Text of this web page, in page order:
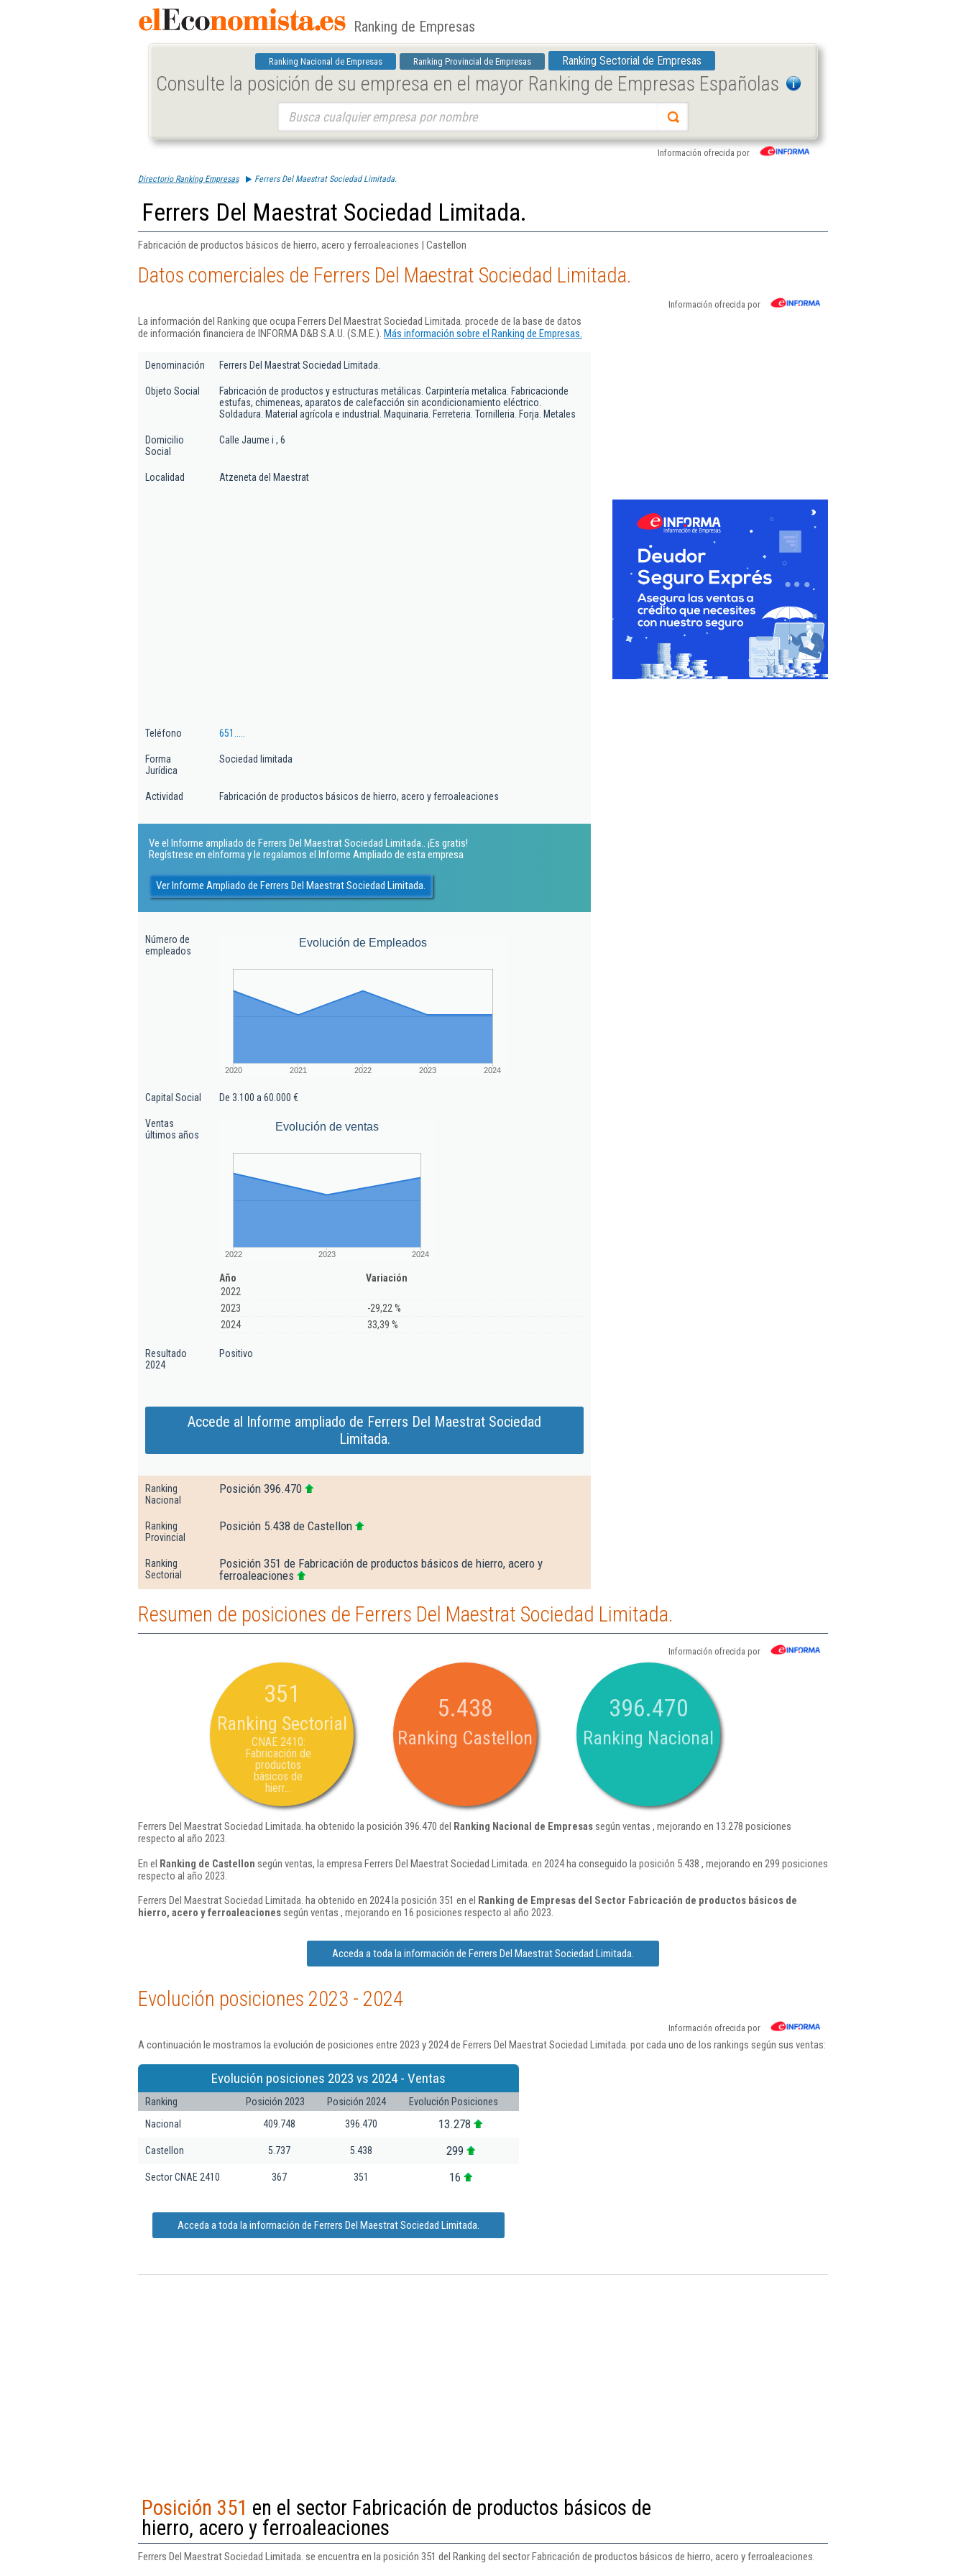
Ranking de Empresas
Ranking Nacional de Empresas Ranking Provincial de Empresas Ranking Sectorial de Empresas
Consulte la posición de su empresa en el mayor Ranking de Empresas Españolas
Información ofrecida por
Directorio Ranking Empresas Ferrers Del Maestrat Sociedad Limitada.
Ferrers Del Maestrat Sociedad Limitada.
Fabricación de productos básicos de hierro, acero y ferroaleaciones | Castellon
Datos comerciales de Ferrers Del Maestrat Sociedad Limitada.
Información ofrecida por
La información del Ranking que ocupa Ferrers Del Maestrat Sociedad Limitada. procede de la base de datos
de información financiera de INFORMA D&B S.A.U. (S.M.E.). Más información sobre el Ranking de Empresas.
Denominación Ferrers Del Maestrat Sociedad Limitada.
Objeto Social
Fabricación de productos y estructuras metálicas. Carpintería metalica. Fabricacionde
estufas, chimeneas, aparatos de calefacción sin acondicionamiento eléctrico.
Soldadura. Material agrícola e industrial. Maquinaria. Ferreteria. Tornilleria. Forja. Metales
Domicilio
Social
Calle Jaume i , 6
Localidad Atzeneta del Maestrat
Teléfono 651.....
Forma
Jurídica
Sociedad limitada
Actividad Fabricación de productos básicos de hierro, acero y ferroaleaciones
Ve el Informe ampliado de Ferrers Del Maestrat Sociedad Limitada.. ¡Es gratis!
Regístrese en eInforma y le regalamos el Informe Ampliado de esta empresa
Ver Informe Ampliado de Ferrers Del Maestrat Sociedad Limitada.
Número de
empleados
Evolución de Empleados
2020 2021 2022 2023 2024
Capital Social De 3.100 a 60.000 €
Ventas
últimos años
Evolución de ventas
2022 2023 2024
Año
Variación
2022
2023
-29,22 %
2024
33,39 %
Resultado
2024
Positivo
Accede al Informe ampliado de Ferrers Del Maestrat Sociedad
Limitada.
Ranking
Nacional
Posición 396.470
Ranking
Provincial
Posición 5.438 de Castellon
Ranking
Sectorial
Posición 351 de Fabricación de productos básicos de hierro, acero y
ferroaleaciones
Resumen de posiciones de Ferrers Del Maestrat Sociedad Limitada.
Información ofrecida por
351
Ranking Sectorial
CNAE 2410:
Fabricación de
productos
básicos de
hierr...
5.438
Ranking Castellon
396.470
Ranking Nacional
Ferrers Del Maestrat Sociedad Limitada. ha obtenido la posición 396.470 del Ranking Nacional de Empresassegún ventas , mejorando en 13.278 posiciones
respecto al año 2023.
En el Ranking de Castellon según ventas, la empresa Ferrers Del Maestrat Sociedad Limitada. en 2024 ha conseguido la posición 5.438 , mejorando en 299 posiciones
respecto al año 2023.
Ferrers Del Maestrat Sociedad Limitada. ha obtenido en 2024 la posición 351 en el Ranking de Empresas del Sector Fabricación de productos básicos de
hierro, acero y ferroaleacionessegún ventas , mejorando en 16 posiciones respecto al año 2023.
Acceda a toda la información de Ferrers Del Maestrat Sociedad Limitada.
Evolución posiciones 2023 - 2024
Información ofrecida por
A continuación le mostramos la evolución de posiciones entre 2023 y 2024 de Ferrers Del Maestrat Sociedad Limitada. por cada uno de los rankings según sus ventas:
Evolución posiciones 2023 vs 2024 - Ventas
Ranking Posición 2023 Posición 2024
Evolución Posiciones
Nacional
409.748 396.470 13.278
Castellon 5.737 5.438 299
Sector CNAE 2410 367 351 16
Acceda a toda la información de Ferrers Del Maestrat Sociedad Limitada.
Posición 351 en el sector Fabricación de productos básicos de
hierro, acero y ferroaleaciones
Ferrers Del Maestrat Sociedad Limitada. se encuentra en la posición 351 del Ranking del sector Fabricación de productos básicos de hierro, acero y ferroaleaciones.